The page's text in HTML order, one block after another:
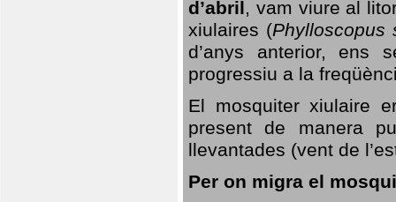
d’abril, vam viure al
xiulaires (Phylloscopus
d’anys anterior, ens
progressiu a la
El mosquiter xiulaire
present de manera
llevantades (vent de
Per on migra el